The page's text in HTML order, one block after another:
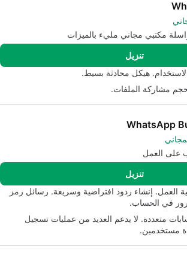
مكتبي مجاني مليء بالميزات
تنزيل
هيكل محادثة بسيط.
مشاركة الملفات.
WhatsApp
على العمل
تنزيل
العمل. إنشاء ردود افتراضية وسريعة. رسائل رمز
في الحساب.
متعددة. لا يدعم العديد من عمليات تسجيل
مستخدمين.